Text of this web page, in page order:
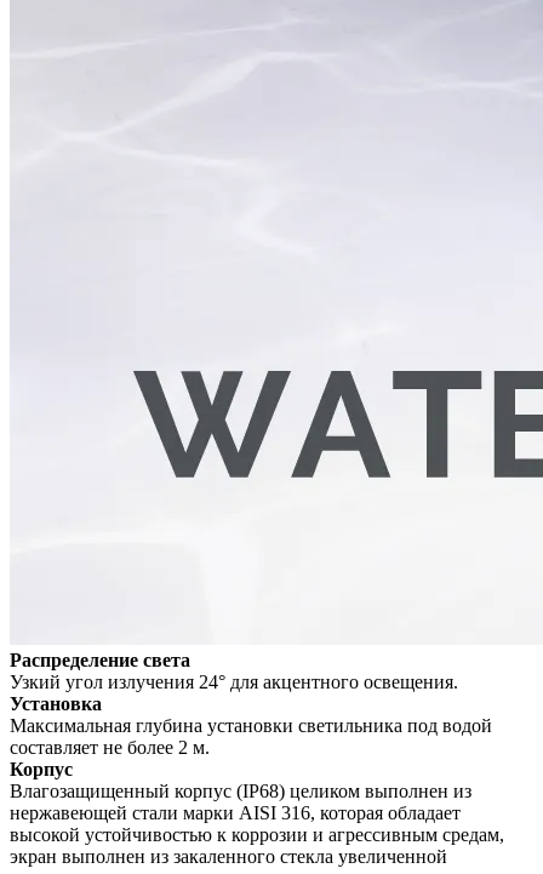
Распределение света
Узкий угол излучения 24° для акцентного освещения.
Установка
Максимальная глубина установки светильника под водой
составляет не более 2 м.
Корпус
Влагозащищенный корпус (IP68) целиком выполнен из
нержавеющей стали марки AISI 316, которая обладает
высокой устойчивостью к коррозии и агрессивным средам,
экран выполнен из закаленного стекла увеличенной